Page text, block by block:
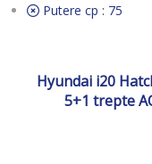
Putere cp : 75
Hyundai i20
5+1 trepte